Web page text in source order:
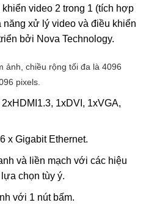
khiển video 2 trong 1 (tích hợp
xử lý video và điều khiển
bởi Nova Technology.
ảnh, chiều rộng tối đa là 4096
pixels.
1xDVI, 1xVGA,
x Gigabit Ethernet.
và liền mạch với các hiệu
chọn tùy ý.
với 1 nút bấm.